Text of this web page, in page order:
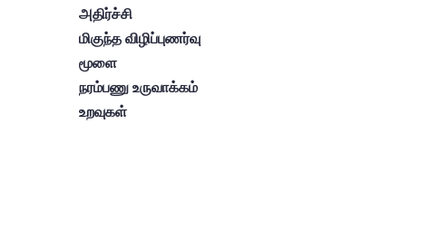
அதிர்ச்சி
மிகுந்த விழிப்புணர்வு
மூளை
நரம்பணு உருவாக்கம்
உறவுகள்